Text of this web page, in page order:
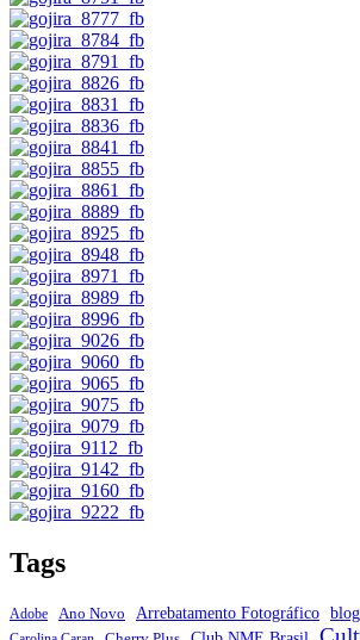
Tags
Adobe Ano Novo Arrebatamento Fotográfico